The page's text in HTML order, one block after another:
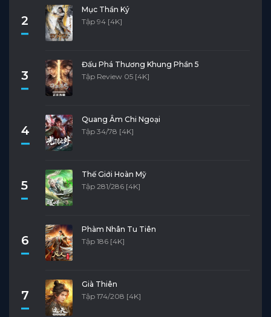
2
Mục Thần Ký
Tập 94 [4K]
3
Đấu Phá Thương Khung Phần 5
Tập Review 05 [4K]
4
Quang Âm Chi Ngoại
Tập 34/78 [4K]
5
Thế Giới Hoàn Mỹ
Tập 281/286 [4K]
6
Phàm Nhân Tu Tiên
Tập 186 [4K]
7
Già Thiên
Tập 174/208 [4K]